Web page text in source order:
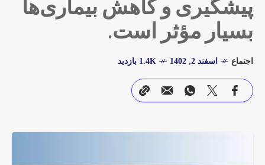
پیشگیری و کاهش بیماری‌ها
بسیار مؤثر است.
اجتماع اسفند 2, 1402 1.4K بازدید